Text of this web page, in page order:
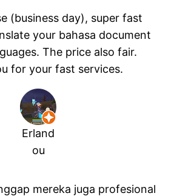
(business day), super fast
your bahasa document
The price also fair.
for your fast services.
Erland
ou
mereka juga profesional